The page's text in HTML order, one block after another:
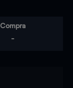
Compra
-